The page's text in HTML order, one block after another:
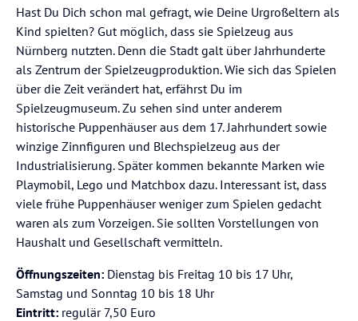
Hast Du Dich schon mal gefragt, wie Deine Urgroßeltern als
Kind spielten? Gut möglich, dass sie Spielzeug aus
Nürnberg nutzten. Denn die Stadt galt über Jahrhunderte
als Zentrum der Spielzeugproduktion. Wie sich das Spielen
über die Zeit verändert hat, erfährst Du im
Spielzeugmuseum. Zu sehen sind unter anderem
historische Puppenhäuser aus dem 17. Jahrhundert sowie
winzige Zinnfiguren und Blechspielzeug aus der
Industrialisierung. Später kommen bekannte Marken wie
Playmobil, Lego und Matchbox dazu. Interessant ist, dass
viele frühe Puppenhäuser weniger zum Spielen gedacht
waren als zum Vorzeigen. Sie sollten Vorstellungen von
Haushalt und Gesellschaft vermitteln.
Öffnungszeiten: Dienstag bis Freitag 10 bis 17 Uhr,
Samstag und Sonntag 10 bis 18 Uhr
Eintritt: regulär 7,50 Euro